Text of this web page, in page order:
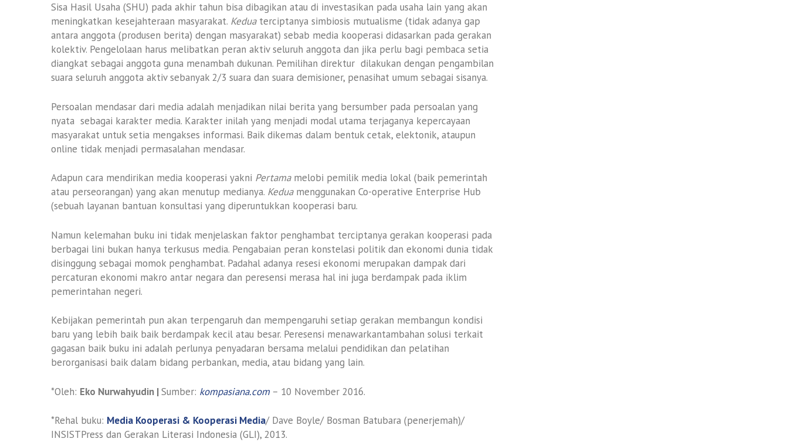
Sisa Hasil Usaha (SHU) pada akhir tahun bisa dibagikan atau di investasikan pada usaha lain yang akan
meningkatkan kesejahteraan masyarakat. Keduaterciptanya simbiosis mutualisme (tidak adanya gap
antara anggota (produsen berita) dengan masyarakat) sebab media kooperasi didasarkan pada gerakan
kolektiv. Pengelolaan harus melibatkan peran aktiv seluruh anggota dan jika perlu bagi pembaca setia
diangkat sebagai anggota guna menambah dukunan. Pemilihan direktur dilakukan dengan pengambilan
suara seluruh anggota aktiv sebanyak 2/3 suara dan suara demisioner, penasihat umum sebagai sisanya.
Persoalan mendasar dari media adalah menjadikan nilai berita yang bersumber pada persoalan yang
nyata sebagai karakter media. Karakter inilah yang menjadi modal utama terjaganya kepercayaan
masyarakat untuk setia mengakses informasi. Baik dikemas dalam bentuk cetak, elektonik, ataupun
online tidak menjadi permasalahan mendasar.
Adapun cara mendirikan media kooperasi yakni Pertamamelobi pemilik media lokal (baik pemerintah
atau perseorangan) yang akan menutup medianya. Keduamenggunakan Co-operative Enterprise Hub
(sebuah layanan bantuan konsultasi yang diperuntukkan kooperasi baru.
Namun kelemahan buku ini tidak menjelaskan faktor penghambat terciptanya gerakan kooperasi pada
berbagai lini bukan hanya terkusus media. Pengabaian peran konstelasi politik dan ekonomi dunia tidak
disinggung sebagai momok penghambat. Padahal adanya resesi ekonomi merupakan dampak dari
percaturan ekonomi makro antar negara dan peresensi merasa hal ini juga berdampak pada iklim
pemerintahan negeri.
Kebijakan pemerintah pun akan terpengaruh dan mempengaruhi setiap gerakan membangun kondisi
baru yang lebih baik baik berdampak kecil atau besar. Peresensi menawarkantambahan solusi terkait
gagasan baik buku ini adalah perlunya penyadaran bersama melalui pendidikan dan pelatihan
berorganisasi baik dalam bidang perbankan, media, atau bidang yang lain.
*Oleh: Eko Nurwahyudin |Sumber: kompasiana.com– 10 November 2016.
*Rehal buku: Media Kooperasi & Kooperasi Media/ Dave Boyle/ Bosman Batubara (penerjemah)/
INSISTPress dan Gerakan Literasi Indonesia (GLI), 2013.